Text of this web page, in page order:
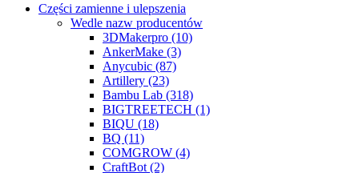
Części zamienne i ulepszenia
Wedle nazw producentów
3DMakerpro (10)
AnkerMake (3)
Anycubic (87)
Artillery (23)
Bambu Lab (318)
BIGTREETECH (1)
BIQU (18)
BQ (11)
COMGROW (4)
CraftBot (2)